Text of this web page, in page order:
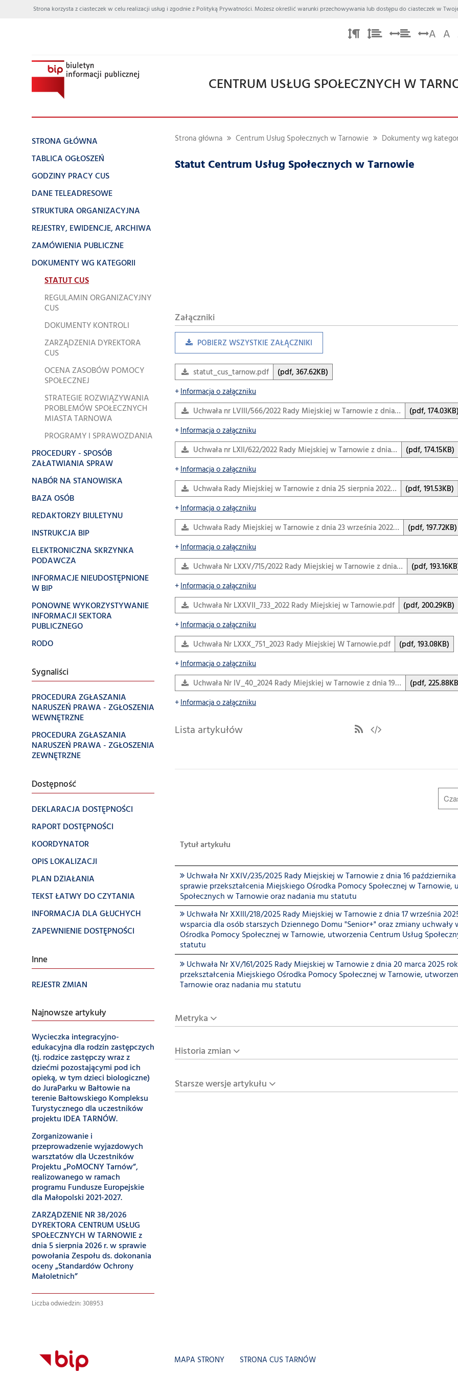
Strona korzysta z ciasteczek w celu realizacji usług i zgodnie z Polityką Prywatności. Możesz określić warunki przechowywania lub dostępu do ciasteczek w
A A
CENTRUM USŁUG SPOŁECZNYCH W
STRONA GŁÓWNA
TABLICA OGŁOSZEŃ
GODZINY PRACY CUS
DANE TELEADRESOWE
STRUKTURA ORGANIZACYJNA
REJESTRY, EWIDENCJE, ARCHIWA
ZAMÓWIENIA PUBLICZNE
DOKUMENTY WG KATEGORII
STATUT CUS
REGULAMIN ORGANIZACYJNY
CUS
DOKUMENTY KONTROLI
ZARZĄDZENIA DYREKTORA
CUS
OCENA ZASOBÓW POMOCY
SPOŁECZNEJ
STRATEGIE ROZWIĄZYWANIA
PROBLEMÓW SPOŁECZNYCH
MIASTA TARNOWA
PROGRAMY I SPRAWOZDANIA
PROCEDURY - SPOSÓB
ZAŁATWIANIA SPRAW
NABÓR NA STANOWISKA
BAZA OSÓB
REDAKTORZY BIULETYNU
INSTRUKCJA BIP
ELEKTRONICZNA SKRZYNKA
PODAWCZA
INFORMACJE NIEUDOSTĘPNIONE
W BIP
PONOWNE WYKORZYSTYWANIE
INFORMACJI SEKTORA
PUBLICZNEGO
RODO
Sygnaliści
PROCEDURA ZGŁASZANIA
NARUSZEŃ PRAWA - ZGŁOSZENIA
WEWNĘTRZNE
PROCEDURA ZGŁASZANIA
NARUSZEŃ PRAWA - ZGŁOSZENIA
ZEWNĘTRZNE
Dostępność
DEKLARACJA DOSTĘPNOŚCI
RAPORT DOSTĘPNOŚCI
KOORDYNATOR
OPIS LOKALIZACJI
PLAN DZIAŁANIA
TEKST ŁATWY DO CZYTANIA
INFORMACJA DLA GŁUCHYCH
ZAPEWNIENIE DOSTĘPNOŚCI
Inne
REJESTR ZMIAN
Najnowsze artykuły
Wycieczka integracyjno-
edukacyjna dla rodzin zastępczych
(tj. rodzice zastępczy wraz z
dziećmi pozostającymi pod ich
opieką, w tym dzieci biologiczne)
do JuraParku w Bałtowie na
terenie Bałtowskiego Kompleksu
Turystycznego dla uczestników
projektu IDEA TARNÓW.
Zorganizowanie i
przeprowadzenie wyjazdowych
warsztatów dla Uczestników
Projektu „PoMOCNY Tarnów”,
realizowanego w ramach
programu Fundusze Europejskie
dla Małopolski 2021-2027.
ZARZĄDZENIE NR 38/2026
DYREKTORA CENTRUM USŁUG
SPOŁECZNYCH W TARNOWIE z
dnia 5 sierpnia 2026 r. w sprawie
powołania Zespołu ds. dokonania
oceny „Standardów Ochrony
Małoletnich”
Liczba odwiedzin: 308953
Strona główna Centrum Usług Społecznych w Tarnowie Dokumenty wg
Statut Centrum Usług Społecznych w Tarnowie
Załączniki
POBIERZ WSZYSTKIE ZAŁĄCZNIKI
statut_cus_tarnow.pdf
(pdf, 367.62KB)
Informacja o załączniku
Uchwała nr LVIII/566/2022 Rady Miejskiej w Tarnowie z dnia…
(pdf, 174.03KB)
Informacja o załączniku
Uchwała nr LXII/622/2022 Rady Miejskiej w Tarnowie z dnia…
(pdf, 174.15KB)
Informacja o załączniku
Uchwała Rady Miejskiej w Tarnowie z dnia 25 sierpnia 2022…
(pdf, 191.53KB)
Informacja o załączniku
Uchwała Rady Miejskiej w Tarnowie z dnia 23 września 2022…
(pdf, 197.72KB)
Informacja o załączniku
Uchwała Nr LXXV/715/2022 Rady Miejskiej w Tarnowie z dnia…
(pdf,
Informacja o załączniku
Uchwała Nr LXXVII_733_2022 Rady Miejskiej w Tarnowie.pdf
(pdf, 200.29KB)
Informacja o załączniku
Uchwała Nr LXXX_751_2023 Rady Miejskiej W Tarnowie.pdf
(pdf, 193.08KB)
Informacja o załączniku
Uchwała Nr IV_40_2024 Rady Miejskiej w Tarnowie z dnia 19…
(pdf,
Informacja o załączniku
Lista artykułów
Tytuł artykułu
Uchwała Nr XXIV/235/2025 Rady Miejskiej w Tarnowie z dnia 16
sprawie przekształcenia Miejskiego Ośrodka Pomocy Społecznej w Tarnowie,
Społecznych w Tarnowie oraz nadania mu statutu
Uchwała Nr XXIII/218/2025 Rady Miejskiej w Tarnowie z dnia 17 września
wsparcia dla osób starszych Dziennego Domu "Senior+" oraz zmiany
Ośrodka Pomocy Społecznej w Tarnowie, utworzenia Centrum Usług
statutu
Uchwała Nr XV/161/2025 Rady Miejskiej w Tarnowie z dnia 20 marca 2025
przekształcenia Miejskiego Ośrodka Pomocy Społecznej w Tarnowie,
Tarnowie oraz nadania mu statutu
Metryka
Historia zmian
Starsze wersje artykułu
MAPA STRONY STRONA CUS TARNÓW